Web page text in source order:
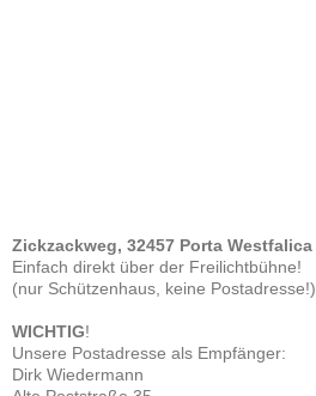
Zickzackweg, 32457 Porta Westfalica
Einfach direkt über der Freilichtbühne!
(nur Schützenhaus, keine Postadresse!)
WICHTIG!
Unsere Postadresse als Empfänger:
Dirk Wiedermann